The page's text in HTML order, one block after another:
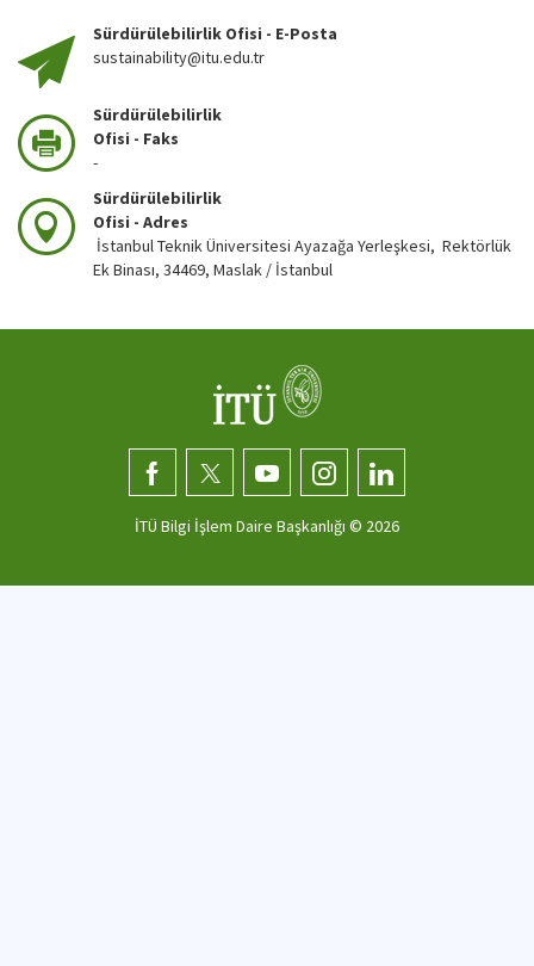
Sürdürülebilirlik Ofisi - E-Posta
sustainability@itu.edu.tr
Sürdürülebilirlik
Ofisi - Faks
-
Sürdürülebilirlik
Ofisi - Adres
İstanbul Teknik Üniversitesi Ayazağa Yerleşkesi, Rektörlük
Ek Binası, 34469, Maslak / İstanbul
İTÜ Bilgi İşlem Daire Başkanlığı © 2026